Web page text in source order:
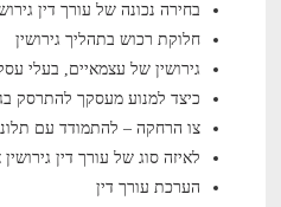
בחירה נכונה של עורך דין
חלוקת רכוש בתהליך גירושין
גירושין של עצמאיים, בעלי
כיצד למנוע מעסקך להתרסק
צו הרחקה – להתמודד עם
לאיזה סוג של עורך דין
הערכת עורך דין